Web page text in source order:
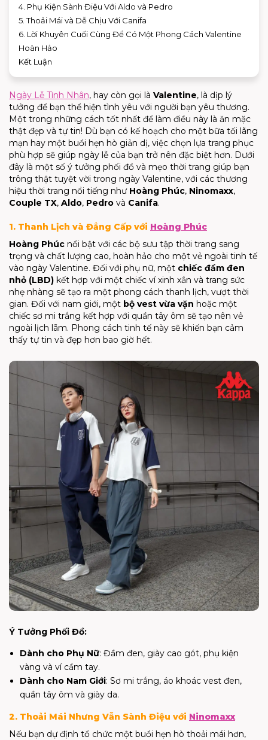
4. Phụ Kiện Sành Điệu Với Aldo và Pedro
5. Thoải Mái và Dễ Chịu Với Canifa
6. Lời Khuyên Cuối Cùng Để Có Một Phong Cách Valentine
Hoàn Hảo
Kết Luận
Ngày Lễ Tình Nhân, hay còn gọi là Valentine, là dịp lý
tưởng để bạn thể hiện tình yêu với người bạn yêu thương.
Một trong những cách tốt nhất để làm điều này là ăn mặc
thật đẹp và tự tin! Dù bạn có kế hoạch cho một bữa tối lãng
mạn hay một buổi hẹn hò giản dị, việc chọn lựa trang phục
phù hợp sẽ giúp ngày lễ của bạn trở nên đặc biệt hơn. Dưới
đây là một số ý tưởng phối đồ và mẹo thời trang giúp bạn
trông thật tuyệt vời trong ngày Valentine, với các thương
hiệu thời trang nổi tiếng như Hoàng Phúc, Ninomaxx,
Couple TX, Aldo, Pedro và Canifa.
1. Thanh Lịch và Đẳng Cấp với Hoàng Phúc
Hoàng Phúc nổi bật với các bộ sưu tập thời trang sang
trọng và chất lượng cao, hoàn hảo cho một vẻ ngoài tinh tế
vào ngày Valentine. Đối với phụ nữ, một chiếc đầm đen
nhỏ (LBD) kết hợp với một chiếc ví xinh xắn và trang sức
nhẹ nhàng sẽ tạo ra một phong cách thanh lịch, vượt thời
gian. Đối với nam giới, một bộ vest vừa vặn hoặc một
chiếc sơ mi trắng kết hợp với quần tây ôm sẽ tạo nên vẻ
ngoài lịch lãm. Phong cách tinh tế này sẽ khiến bạn cảm
thấy tự tin và đẹp hơn bao giờ hết.
Ý Tưởng Phối Đồ:
Dành cho Phụ Nữ: Đầm đen, giày cao gót, phụ kiện
vàng và ví cầm tay.
Dành cho Nam Giới: Sơ mi trắng, áo khoác vest đen,
quần tây ôm và giày da.
2. Thoải Mái Nhưng Vẫn Sành Điệu với Ninomaxx
Nếu bạn dự định tổ chức một buổi hẹn hò thoải mái hơn,